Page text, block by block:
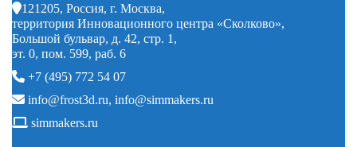
121205, Россия, г. Москва,
территория Инновационного центра «Сколково»,
Большой бульвар, д. 42, стр. 1,
эт. 0, пом. 599, раб. 6
+7 (495) 772 54 07
info@frost3d.ru, info@simmakers.ru
simmakers.ru